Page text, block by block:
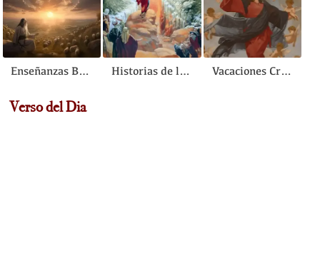
Enseñanzas Bíblicas Historias de la Biblia Vacaciones Cristianas
Verso del Dia